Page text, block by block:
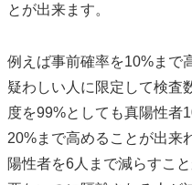
とが出来ます。
例えば事前確率を10%まで
疑わしい人に限定して検査
度を99%としても真陽性者
20%まで高めることが出来
陽性者を6人まで減らすこ